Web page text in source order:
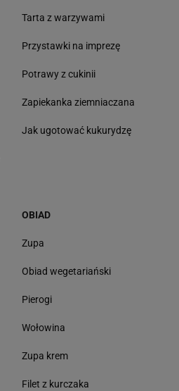
Tarta z warzywami
Przystawki na imprezę
Potrawy z cukinii
Zapiekanka ziemniaczana
Jak ugotować kukurydzę
OBIAD
Zupa
Obiad wegetariański
Pierogi
Wołowina
Zupa krem
Filet z kurczaka